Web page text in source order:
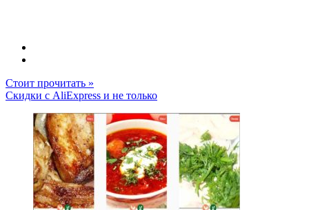
Стоит прочитать »
Скидки с AliExpress и не только